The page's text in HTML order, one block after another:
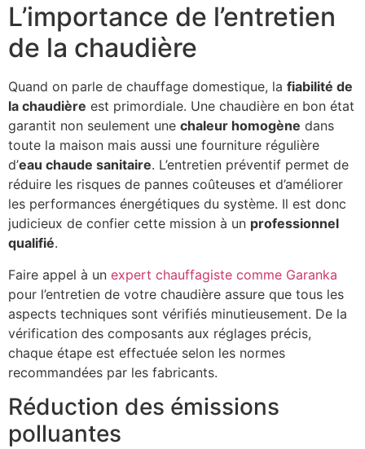
L’importance de l’entretien
de la chaudière
Quand on parle de chauffage domestique, la fiabilité de
la chaudière est primordiale. Une chaudière en bon état
garantit non seulement une chaleur homogène dans
toute la maison mais aussi une fourniture régulière
d’eau chaude sanitaire. L’entretien préventif permet de
réduire les risques de pannes coûteuses et d’améliorer
les performances énergétiques du système. Il est donc
judicieux de confier cette mission à un professionnel
qualifié.
Faire appel à un expert chauffagiste comme Garanka
pour l’entretien de votre chaudière assure que tous les
aspects techniques sont vérifiés minutieusement. De la
vérification des composants aux réglages précis,
chaque étape est effectuée selon les normes
recommandées par les fabricants.
Réduction des émissions
polluantes